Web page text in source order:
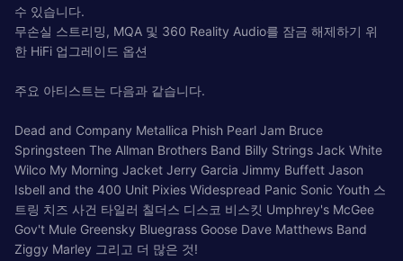
수 있습니다.
무손실 스트리밍, MQA 및 360 Reality Audio를 잠금 해제하기 위
한 HiFi 업그레이드 옵션
주요 아티스트는 다음과 같습니다.
Dead and Company Metallica Phish Pearl Jam Bruce
Springsteen The Allman Brothers Band Billy Strings Jack White
Wilco My Morning Jacket Jerry Garcia Jimmy Buffett Jason
Isbell and the 400 Unit Pixies Widespread Panic Sonic Youth 스
트링 치즈 사건 타일러 칠더스 디스코 비스킷 Umphrey's McGee
Gov't Mule Greensky Bluegrass Goose Dave Matthews Band
Ziggy Marley 그리고 더 많은 것!